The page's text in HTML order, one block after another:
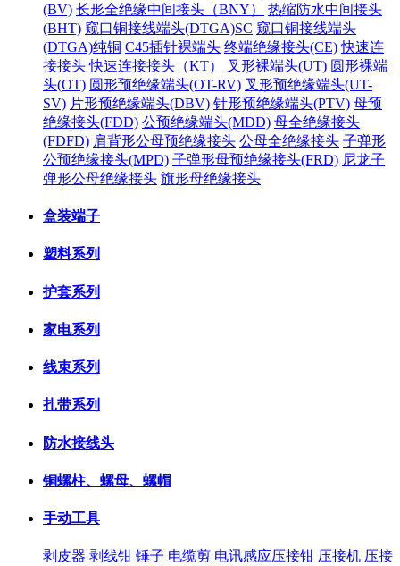
(BV) 长形全绝缘中间接头（BNY）
热缩防水中间接头
(BHT) 窥口铜接线端头(DTGA)SC 窥口铜接线端头
(DTGA)纯铜 C45插针裸端头 终端绝缘接头(CE) 快速连
接接头 快速连接接头（KT） 叉形裸端头(UT) 圆形裸端
头(OT) 圆形预绝缘端头(OT-RV) 叉形预绝缘端头(UT-
SV) 片形预绝缘端头(DBV) 针形预绝缘端头(PTV) 母预
绝缘接头(FDD) 公预绝缘端头(MDD) 母全绝缘接头
(FDFD) 肩背形公母预绝缘接头 公母全绝缘接头 子弹形
公预绝缘接头(MPD) 子弹形母预绝缘接头(FRD) 尼龙子
弹形公母绝缘接头 旗形母绝缘接头
盒装端子
塑料系列
护套系列
家电系列
线束系列
扎带系列
防水接线头
铜螺柱、螺母、螺帽
手动工具
剥皮器 剥线钳 锤子 电缆剪 电讯感应压接钳 压接机 压接